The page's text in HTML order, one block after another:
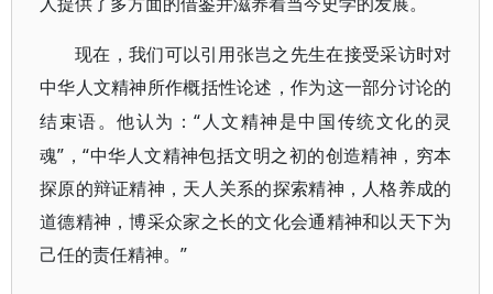
人提供了多方面的借鉴并滋养着当今史学的发展。
现在，我们可以引用张岂之先生在接受采访时对
中华人文精神所作概括性论述，作为这一部分讨论的
结束语。他认为：“人文精神是中国传统文化的灵
魂”，“中华人文精神包括文明之初的创造精神，穷本
探原的辩证精神，天人关系的探索精神，人格养成的
道德精神，博采众家之长的文化会通精神和以天下为
己任的责任精神。”